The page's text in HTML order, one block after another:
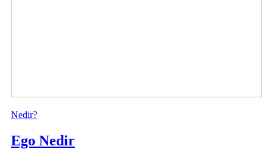
Nedir?
Ego Nedir